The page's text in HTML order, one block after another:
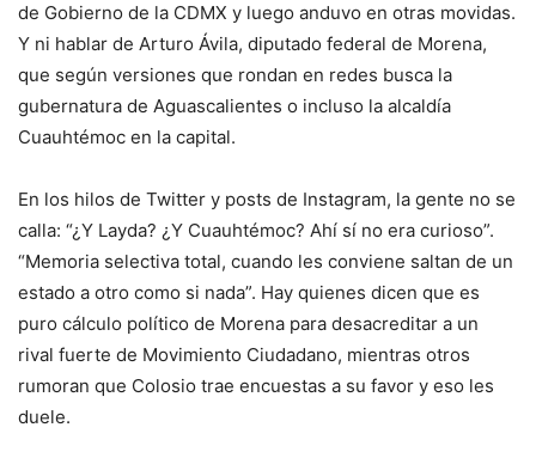
de Gobierno de la CDMX y luego anduvo en otras movidas.
Y ni hablar de Arturo Ávila, diputado federal de Morena,
que según versiones que rondan en redes busca la
gubernatura de Aguascalientes o incluso la alcaldía
Cuauhtémoc en la capital.
En los hilos de Twitter y posts de Instagram, la gente no se
calla: “¿Y Layda? ¿Y Cuauhtémoc? Ahí sí no era curioso”.
“Memoria selectiva total, cuando les conviene saltan de un
estado a otro como si nada”. Hay quienes dicen que es
puro cálculo político de Morena para desacreditar a un
rival fuerte de Movimiento Ciudadano, mientras otros
rumoran que Colosio trae encuestas a su favor y eso les
duele.